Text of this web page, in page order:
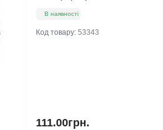
В наявності
Код товару: 53343
111.00грн.